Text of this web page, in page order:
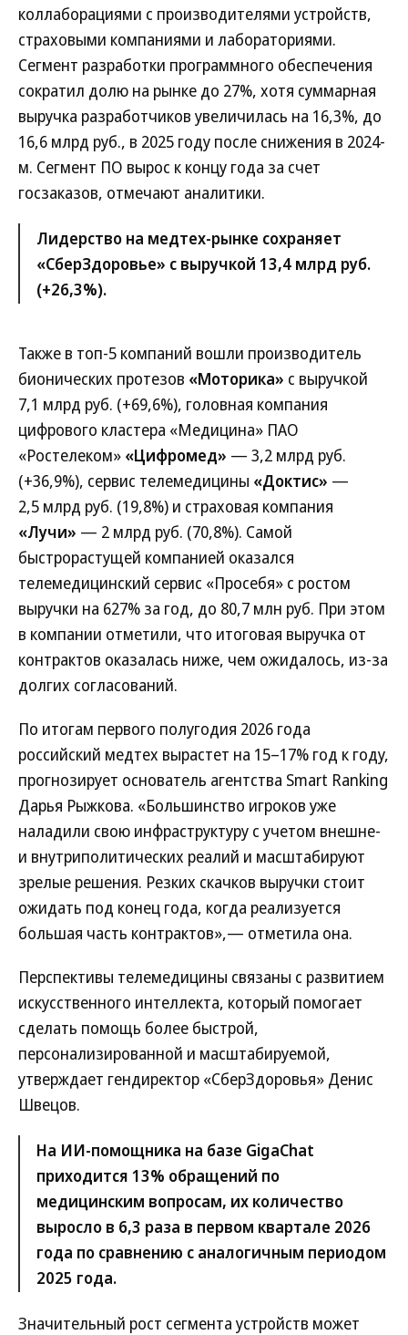
коллаборациями с производителями устройств,
страховыми компаниями и лабораториями.
Сегмент разработки программного обеспечения
сократил долю на рынке до 27%, хотя суммарная
выручка разработчиков увеличилась на 16,3%, до
16,6 млрд руб., в 2025 году после снижения в 2024-
м. Сегмент ПО вырос к концу года за счет
госзаказов, отмечают аналитики.
Лидерство на медтех-рынке сохраняет
«СберЗдоровье» с выручкой 13,4 млрд руб.
(+26,3%).
Также в топ-5 компаний вошли производитель
бионических протезов «Моторика» с выручкой
7,1 млрд руб. (+69,6%), головная компания
цифрового кластера «Медицина» ПАО
«Ростелеком» «Цифромед» — 3,2 млрд руб.
(+36,9%), сервис телемедицины «Доктис» —
2,5 млрд руб. (19,8%) и страховая компания
«Лучи» — 2 млрд руб. (70,8%). Самой
быстрорастущей компанией оказался
телемедицинский сервис «Просебя» с ростом
выручки на 627% за год, до 80,7 млн руб. При этом
в компании отметили, что итоговая выручка от
контрактов оказалась ниже, чем ожидалось, из-за
долгих согласований.
По итогам первого полугодия 2026 года
российский медтех вырастет на 15–17% год к году,
прогнозирует основатель агентства Smart Ranking
Дарья Рыжкова. «Большинство игроков уже
наладили свою инфраструктуру с учетом внешне-
и внутриполитических реалий и масштабируют
зрелые решения. Резких скачков выручки стоит
ожидать под конец года, когда реализуется
большая часть контрактов»,— отметила она.
Перспективы телемедицины связаны с развитием
искусственного интеллекта, который помогает
сделать помощь более быстрой,
персонализированной и масштабируемой,
утверждает гендиректор «СберЗдоровья» Денис
Швецов.
На ИИ-помощника на базе GigaChat
приходится 13% обращений по
медицинским вопросам, их количество
выросло в 6,3 раза в первом квартале 2026
года по сравнению с аналогичным периодом
2025 года.
Значительный рост сегмента устройств может